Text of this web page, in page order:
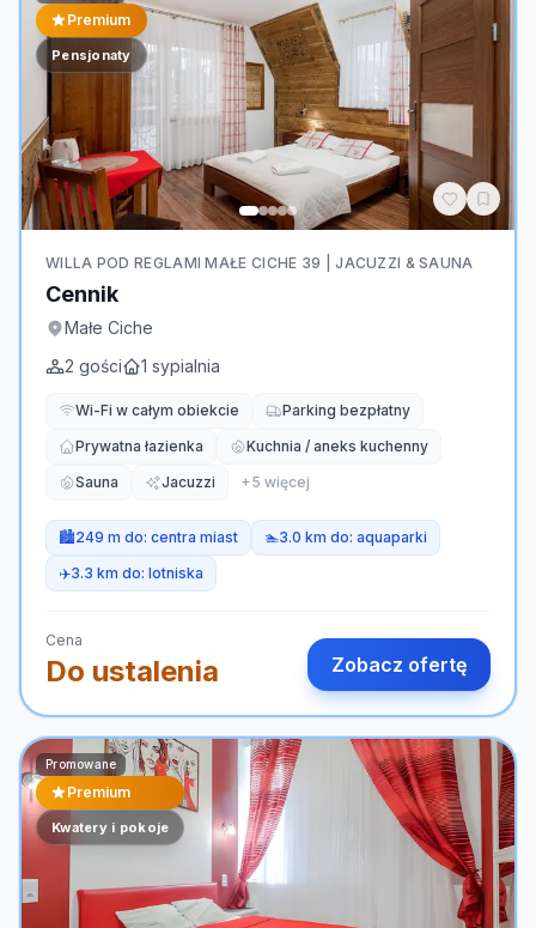
Premium
Pensjonaty
WILLA POD REGLAMI MAŁE CICHE 39 | JACUZZI & SAUNA
Cennik
Małe Ciche
2 gości 1 sypialnia
Wi-Fi w całym obiekcie
Parking bezpłatny
Prywatna łazienka
Kuchnia / aneks kuchenny
Sauna
Jacuzzi +5 więcej
🏙️249 m do: centra miast 🏊3.0 km do: aquaparki
✈️3.3 km do: lotniska
Cena
Do ustalenia Zobacz ofertę
Promowane
Premium
Kwatery i pokoje